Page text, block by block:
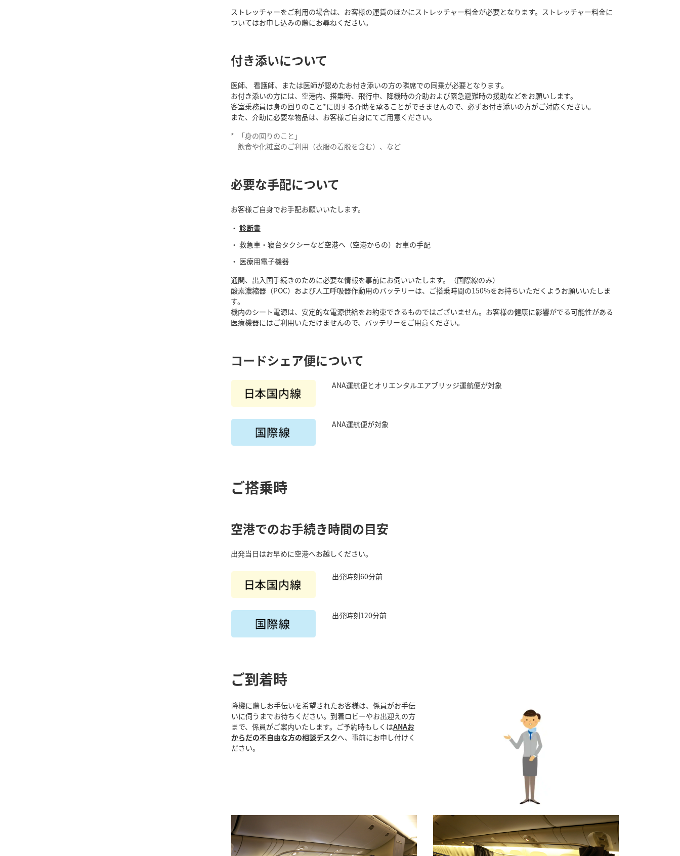
ストレッチャーをご利用の場合は、お客様の運賃のほかにストレッチャー料金が必要となります。ストレッチャー料金に
ついてはお申し込みの際にお尋ねください。
付き添いについて
医師、 看護師、または医師が認めたお付き添いの方の隣席での同乗が必要となります。
お付き添いの方には、空港内、搭乗時、飛行中、降機時の介助および緊急避難時の援助などをお願いします。
客室乗務員は身の回りのこと*に関する介助を承ることができませんので、必ずお付き添いの方がご対応ください。
また、介助に必要な物品は、お客様ご自身にてご用意ください。
*
「身の回りのこと」
飲食や化粧室のご利用（衣服の着脱を含む）、など
必要な手配について
お客様ご自身でお手配お願いいたします。
診断書
救急車・寝台タクシーなど空港へ（空港からの）お車の手配
医療用電子機器
通関、出入国手続きのために必要な情報を事前にお伺いいたします。（国際線のみ）
酸素濃縮器（POC）および人工呼吸器作動用のバッテリーは、ご搭乗時間の150%をお持ちいただくようお願いいたしま
す。
機内のシート電源は、安定的な電源供給をお約束できるものではございません。お客様の健康に影響がでる可能性がある
医療機器にはご利用いただけませんので、バッテリーをご用意ください。
コードシェア便について
ANA運航便とオリエンタルエアブリッジ運航便が対象
ANA運航便が対象
ご搭乗時
空港でのお手続き時間の目安
出発当日はお早めに空港へお越しください。
出発時刻60分前
出発時刻120分前
ご到着時
降機に際しお手伝いを希望されたお客様は、係員がお手伝
いに伺うまでお待ちください。到着ロビーやお出迎えの方
まで、係員がご案内いたします。ご予約時もしくはANAお
からだの不自由な方の相談デスクへ、事前にお申し付けく
ださい。